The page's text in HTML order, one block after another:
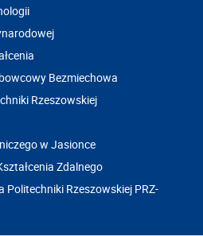
Bezmiechowa
Rzeszowskiej
w Jasionce
Zdalnego
Politechniki Rzeszowskiej PRZ-